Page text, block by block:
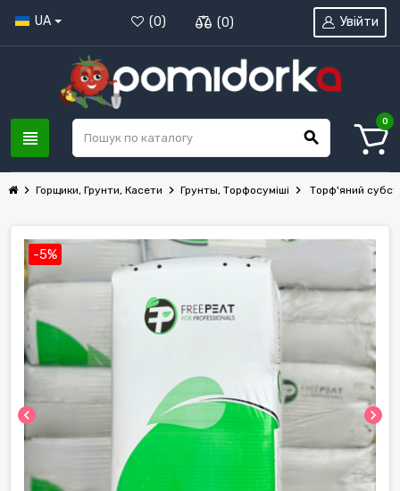
UA (0) (0)
view_headline search
Увійти
0
chevron_right Горщики, Грунти, Касети chevron_right Грунты, Торфосуміші chevron_right Торф'яний
chevron_left chevron_right
-5%